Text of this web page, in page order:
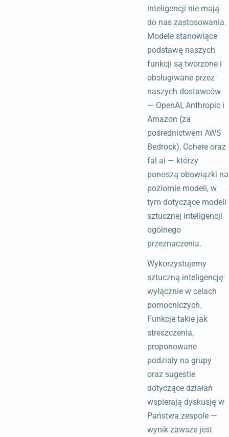
inteligencji nie mają
do nas zastosowania.
Modele stanowiące
podstawę naszych
funkcji są tworzone i
obsługiwane przez
naszych dostawców
— OpenAI, Anthropic i
Amazon (za
pośrednictwem AWS
Bedrock), Cohere oraz
fal.ai — którzy
ponoszą obowiązki na
poziomie modeli, w
tym dotyczące modeli
sztucznej inteligencji
ogólnego
przeznaczenia.
Wykorzystujemy
sztuczną inteligencję
wyłącznie w celach
pomocniczych.
Funkcje takie jak
streszczenia,
proponowane
podziały na grupy
oraz sugestie
dotyczące działań
wspierają dyskusję w
Państwa zespole —
wynik zawsze jest